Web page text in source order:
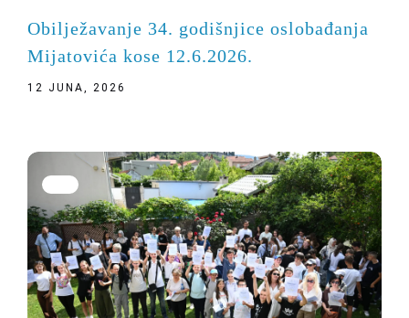
Obilježavanje 34. godišnjice oslobađanja
Mijatovića kose 12.6.2026.
12 JUNA, 2026